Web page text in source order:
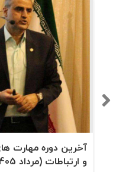
آخرین دوره مهارت
و ارتباطات (مرداد 1405)